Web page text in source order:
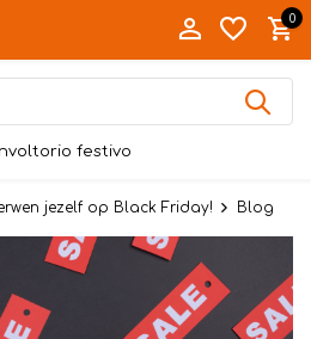
0
festivo
jezelf op Black Friday! Blog